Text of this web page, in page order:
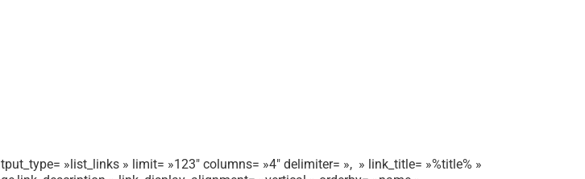
»list_links » limit= »123″ columns= »4″ delimiter= », » link_title= »%title% »